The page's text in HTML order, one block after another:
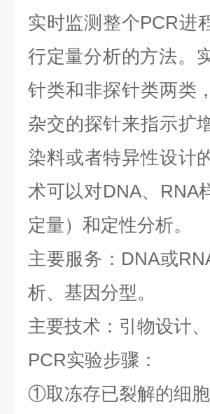
实时监测整个PCR进
行定量分析的方法。
针类和非探针类两类
杂交的探针来指示扩
染料或者特异性设计
术可以对DNA、 RNA
定量）和定性分析。
主要服务： DNA或
析、基因分型。
主要技术：引物设计、
PCR实验步骤：
①取冻存已裂解的细